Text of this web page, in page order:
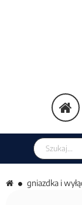
Szukaj w
gniazdka i